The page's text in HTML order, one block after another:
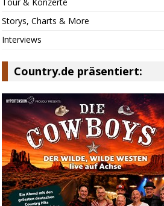
Storys, Charts & More
Interviews
Country.de präsentiert: